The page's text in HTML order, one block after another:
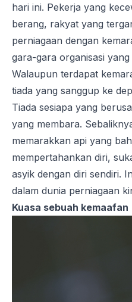
hari ini. Pekerja yang
berang, rakyat yang
perniagaan dengan
gara-gara organisasi
Walaupun terdapat
tiada yang sanggup ke
Tiada sesiapa yang
yang membara.
memarakkan api yang
mempertahankan diri,
asyik dengan diri sendiri.
dalam dunia perniagaan
Kuasa sebuah kemaafan